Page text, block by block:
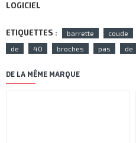
LOGICIEL
ETIQUETTES : barrette coude
de
40 broches pas de
DE LA MÊME MARQUE